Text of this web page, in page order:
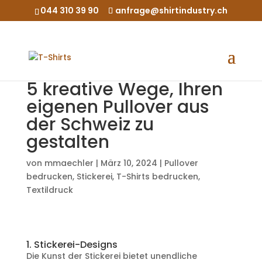
044 310 39 90 anfrage@shirtindustry.ch
5 kreative Wege, Ihren
eigenen Pullover aus
der Schweiz zu
gestalten
von mmaechler | März 10, 2024 | Pullover
bedrucken, Stickerei, T-Shirts bedrucken,
Textildruck
1. Stickerei-Designs
Die Kunst der Stickerei bietet unendliche